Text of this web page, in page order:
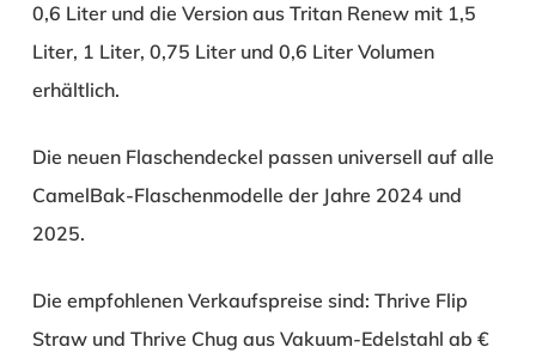
0,6 Liter und die Version aus Tritan Renew mit 1,5
Liter, 1 Liter, 0,75 Liter und 0,6 Liter Volumen
erhältlich.
Die neuen Flaschendeckel passen universell auf alle
CamelBak-Flaschenmodelle der Jahre 2024 und
2025.
Die empfohlenen Verkaufspreise sind: Thrive Flip
Straw und Thrive Chug aus Vakuum-Edelstahl ab €